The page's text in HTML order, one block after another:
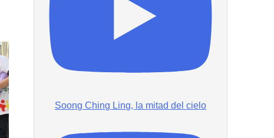
Soong Ching Ling, la mitad del cielo